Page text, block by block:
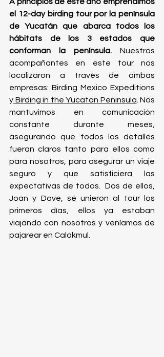
el 12-day birding tour por la península
de Yucatán que abarca todos los
hábitats de los 3 estados que
conforman la península. Nuestros
acompañantes en este tour nos
localizaron a través de ambas
empresas: Birding Mexico Expeditions
y Birding in the Yucatan Peninsula . Nos
mantuvimos en comunicación
constante durante meses,
asegurando que todos los detalles
fueran claros tanto para ellos como
para nosotros, para asegurar un viaje
seguro y que satisficiera las
expectativas de todos.  Dos de ellos,
Joan y Dave, se unieron al tour los
primeros días, ellos ya estaban
viajando con nosotros y veníamos de
pajarear en Calakmul.